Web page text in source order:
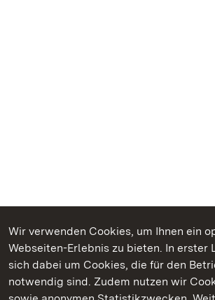
Wir verwenden Cookies, um Ihnen ein
Webseiten-Erlebnis zu bieten. In erster
sich dabei um Cookies, die für den
notwendig sind. Zudem nutzen wir
Kommen. Staunen. Genießen.